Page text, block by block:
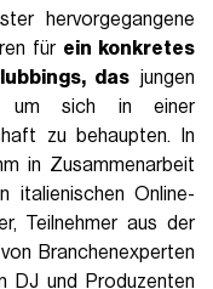
hervorgegangene
für ein konkretes
das jungen
um sich in einer
zu behaupten. In
in Zusammenarbeit
italienischen Online-
Teilnehmer aus der
Branchenexperten
DJ und Produzenten